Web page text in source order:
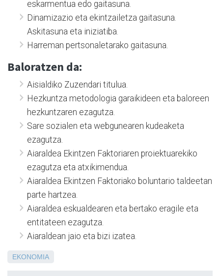
eskarmentua edo gaitasuna.
Dinamizazio eta ekintzailetza gaitasuna.
Askitasuna eta iniziatiba.
Harreman pertsonaletarako gaitasuna.
Baloratzen da:
Aisialdiko Zuzendari titulua.
Hezkuntza metodologia garaikideen eta baloreen
hezkuntzaren ezagutza.
Sare sozialen eta webgunearen kudeaketa
ezagutza.
Aiaraldea Ekintzen Faktoriaren proiektuarekiko
ezagutza eta atxikimendua.
Aiaraldea Ekintzen Faktoriako boluntario taldeetan
parte hartzea.
Aiaraldea eskualdearen eta bertako eragile eta
entitateen ezagutza.
Aiaraldean jaio eta bizi izatea.
EKONOMIA